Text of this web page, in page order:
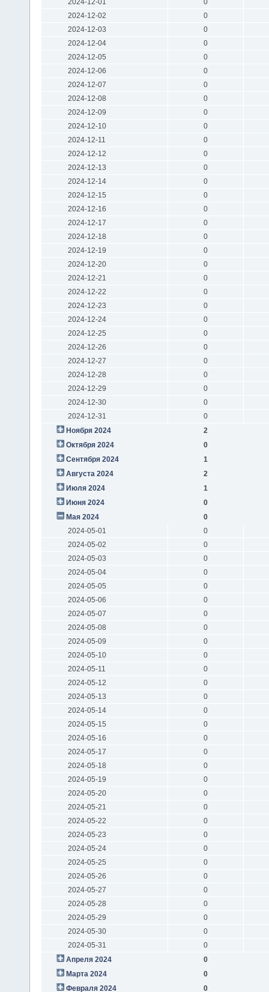
2024-12-01
0
2024-12-02
0
2024-12-03
0
2024-12-04
0
2024-12-05
0
2024-12-06
0
2024-12-07
0
2024-12-08
0
2024-12-09
0
2024-12-10
0
2024-12-11
0
2024-12-12
0
2024-12-13
0
2024-12-14
0
2024-12-15
0
2024-12-16
0
2024-12-17
0
2024-12-18
0
2024-12-19
0
2024-12-20
0
2024-12-21
0
2024-12-22
0
2024-12-23
0
2024-12-24
0
2024-12-25
0
2024-12-26
0
2024-12-27
0
2024-12-28
0
2024-12-29
0
2024-12-30
0
2024-12-31
0
Ноября 2024
2
Октября 2024
0
Сентября 2024
1
Августа 2024
2
Июля 2024
1
Июня 2024
0
Мая 2024
0
2024-05-01
0
2024-05-02
0
2024-05-03
0
2024-05-04
0
2024-05-05
0
2024-05-06
0
2024-05-07
0
2024-05-08
0
2024-05-09
0
2024-05-10
0
2024-05-11
0
2024-05-12
0
2024-05-13
0
2024-05-14
0
2024-05-15
0
2024-05-16
0
2024-05-17
0
2024-05-18
0
2024-05-19
0
2024-05-20
0
2024-05-21
0
2024-05-22
0
2024-05-23
0
2024-05-24
0
2024-05-25
0
2024-05-26
0
2024-05-27
0
2024-05-28
0
2024-05-29
0
2024-05-30
0
2024-05-31
0
Апреля 2024
0
Марта 2024
0
Февраля 2024
0